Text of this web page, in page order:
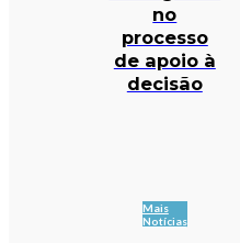
no
processo
de apoio à
decisão
Mais
Notícias